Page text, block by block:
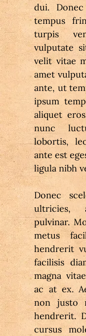
dui.
tempus
turpis
vulputate
velit vitae
amet
ante, ut
ipsum
aliquet
nunc
lobortis,
ante est
ligula nibh
Donec
ultricies,
pulvinar.
metus
hendrerit
facilisis
magna
ac at ex.
non justo
hendrerit.
cursus